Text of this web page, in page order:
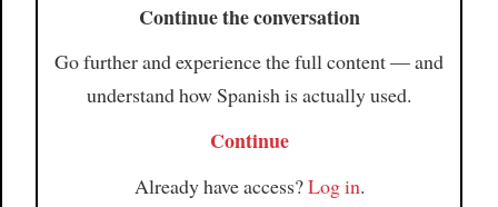
Continue the conversation
Go further and experience the full content — and
understand how Spanish is actually used.
Continue
Already have access?Log in.